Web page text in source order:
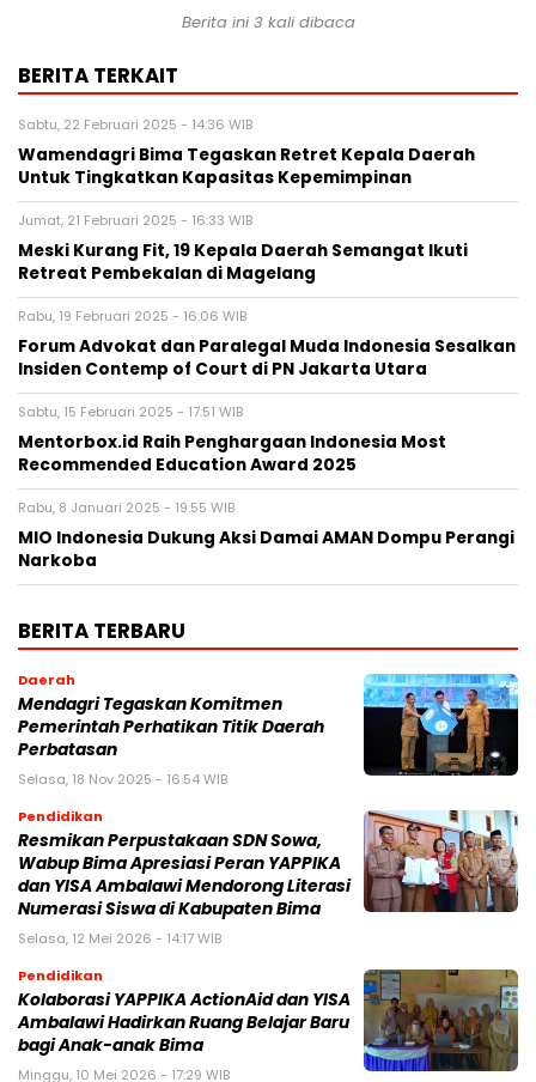
Berita ini 3 kali dibaca
BERITA TERKAIT
Sabtu, 22 Februari 2025 - 14:36 WIB
Wamendagri Bima Tegaskan Retret Kepala Daerah
Untuk Tingkatkan Kapasitas Kepemimpinan
Jumat, 21 Februari 2025 - 16:33 WIB
Meski Kurang Fit, 19 Kepala Daerah Semangat Ikuti
Retreat Pembekalan di Magelang
Rabu, 19 Februari 2025 - 16:06 WIB
Forum Advokat dan Paralegal Muda Indonesia Sesalkan
Insiden Contemp of Court di PN Jakarta Utara
Sabtu, 15 Februari 2025 - 17:51 WIB
Mentorbox.id Raih Penghargaan Indonesia Most
Recommended Education Award 2025
Rabu, 8 Januari 2025 - 19:55 WIB
MIO Indonesia Dukung Aksi Damai AMAN Dompu Perangi
Narkoba
BERITA TERBARU
Daerah
Mendagri Tegaskan Komitmen
Pemerintah Perhatikan Titik Daerah
Perbatasan
Selasa, 18 Nov 2025 - 16:54 WIB
Pendidikan
Resmikan Perpustakaan SDN Sowa,
Wabup Bima Apresiasi Peran YAPPIKA
dan YISA Ambalawi Mendorong Literasi
Numerasi Siswa di Kabupaten Bima
Selasa, 12 Mei 2026 - 14:17 WIB
Pendidikan
Kolaborasi YAPPIKA ActionAid dan YISA
Ambalawi Hadirkan Ruang Belajar Baru
bagi Anak-anak Bima
Minggu, 10 Mei 2026 - 17:29 WIB